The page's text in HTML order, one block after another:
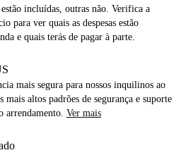
estão incluídas, outras não. Verifica a
para ver quais as despesas estão
e quais terás de pagar à parte.
mais segura para nossos inquilinos ao
mais altos padrões de segurança e suporte
arrendamento. Ver mais